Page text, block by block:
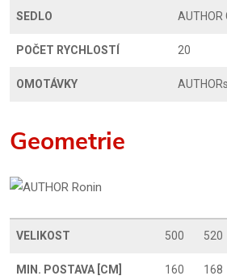
SEDLO AUTHOR
POČET RYCHLOSTÍ 20
OMOTÁVKY
Geometrie
VELIKOST 500 520
MIN. POSTAVA [CM] 160 168